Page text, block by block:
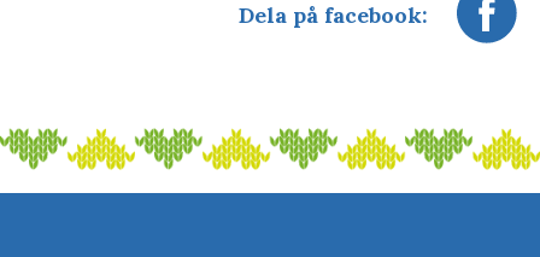
Dela på facebook: